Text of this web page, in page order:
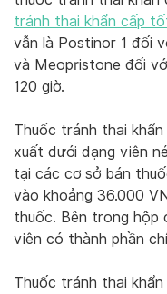
tránh thai khẩn cấp
vẫn là Postinor 1 đối
và Meopristone đối
120 giờ.
Thuốc tránh thai
xuất dưới dạng viên
tại các cơ sở bán
vào khoảng 36.000
thuốc. Bên trong hộp
viên có thành phần
Thuốc tránh thai